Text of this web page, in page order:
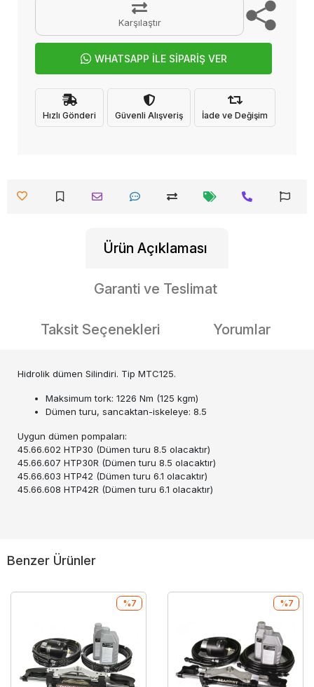
Karşılaştır
WHATSAPP İLE SİPARİŞ VER
Hızlı Gönderi Güvenli Alışveriş İade ve Değişim
Ürün Açıklaması
Garanti ve Teslimat
Taksit Seçenekleri Yorumlar
Hidrolik dümen Silindiri. Tip MTC125.
Maksimum tork: 1226 Nm (125 kgm)
Dümen turu, sancaktan-iskeleye: 8.5
Uygun dümen pompaları:
45.66.602 HTP30 (Dümen turu 8.5 olacaktır)
45.66.607 HTP30R (Dümen turu 8.5 olacaktır)
45.66.603 HTP42 (Dümen turu 6.1 olacaktır)
45.66.608 HTP42R (Dümen turu 6.1 olacaktır)
Benzer Ürünler
%7 %7